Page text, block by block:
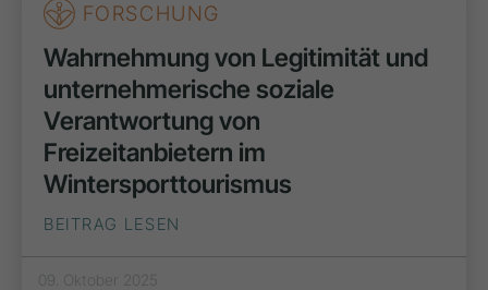
FORSCHUNG
Wahrnehmung von Legitimität und
unternehmerische soziale
Verantwortung von
Freizeitanbietern im
Wintersporttourismus
BEITRAG LESEN
09. Oktober 2025